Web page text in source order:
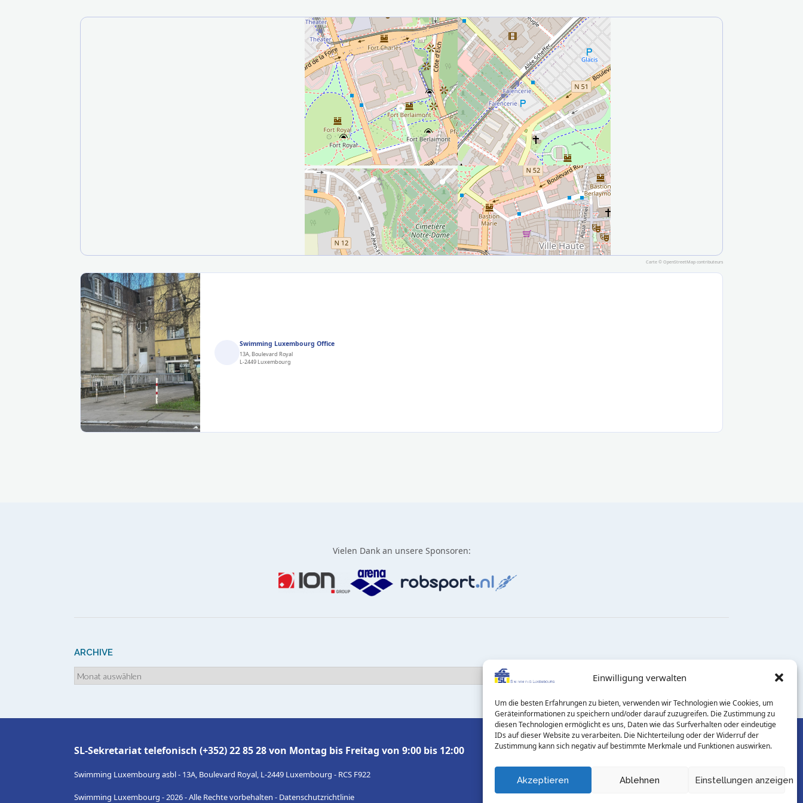
Einwilligung verwalten
Um die besten Erfahrungen zu bieten, verwenden wir Technologien wie Cookies, um
Geräteinformationen zu speichern und/oder darauf zuzugreifen. Die Zustimmung zu
diesen Technologien ermöglicht es uns, Daten wie das Surfverhalten oder eindeutige
IDs auf dieser Website zu verarbeiten. Die Nichterteilung oder der Widerruf der
Zustimmung kann sich negativ auf bestimmte Merkmale und Funktionen auswirken.
Akzeptieren Ablehnen Einstellungen anzeigen
Swimming Luxembourg Office
Leaflet
Carte © OpenStreetMap contributeurs
Swimming Luxembourg Office
13A, Boulevard Royal
L-2449 Luxembourg
Vielen Dank an unsere Sponsoren:
ARCHIVE
Archive
SL-Sekretariat telefonisch (+352) 22 85 28 von Montag bis Freitag von 9:00 bis 12:00
Swimming Luxembourg asbl - 13A, Boulevard Royal, L-2449 Luxembourg - RCS F922
Swimming Luxembourg - 2026 - Alle Rechte vorbehalten - Datenschutzrichtlinie